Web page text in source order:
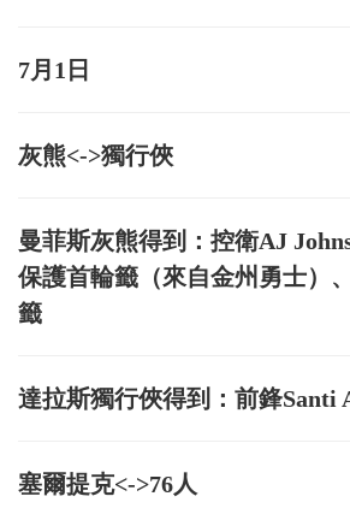
7月1日
灰熊<->獨行俠
曼菲斯灰熊得到：控衛AJ
保護首輪籤（來自金州勇士）
籤
達拉斯獨行俠得到：前鋒Santi
塞爾提克<->76人